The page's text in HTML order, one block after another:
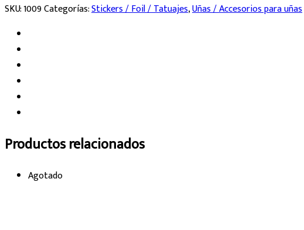
SKU:1009Categorías:Stickers / Foil / Tatuajes,Uñas / Accesorios para uñas
Productos relacionados
Agotado